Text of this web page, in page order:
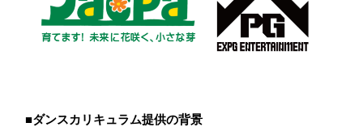
■ダンスカリキュラム提供の背景